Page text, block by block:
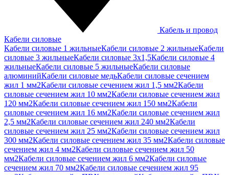
Кабель и провод
Кабели силовые
Кабели силовые 1 жильныеКабели силовые 2 жильныеКабели
силовые 3 жильныеКабели силовые 3х1,5Кабели силовые 4
жильныеКабели силовые 5 жильныеКабели силовые
алюминийКабели силовые медьКабели силовые сечением
жил 1 мм2Кабели силовые сечением жил 1,5 мм2Кабели
силовые сечением жил 10 мм2Кабели силовые сечением жил
120 мм2Кабели силовые сечением жил 150 мм2Кабели
силовые сечением жил 16 мм2Кабели силовые сечением жил
2,5 мм2Кабели силовые сечением жил 240 мм2Кабели
силовые сечением жил 25 мм2Кабели силовые сечением жил
300 мм2Кабели силовые сечением жил 35 мм2Кабели силовые
сечением жил 4 мм2Кабели силовые сечением жил 50
мм2Кабели силовые сечением жил 6 мм2Кабели силовые
сечением жил 70 мм2Кабели силовые сечением жил 95